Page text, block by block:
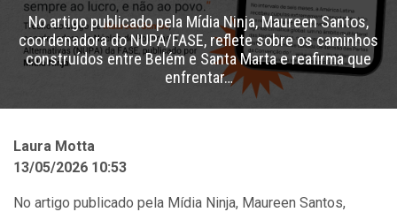
No artigo publicado pela Mídia Ninja, Maureen Santos,
coordenadora do NUPA/FASE, reflete sobre os caminhos
construídos entre Belém e Santa Marta e reafirma que
enfrentar…
Laura Motta
13/05/2026 10:53
No artigo publicado pela Mídia Ninja, Maureen Santos,